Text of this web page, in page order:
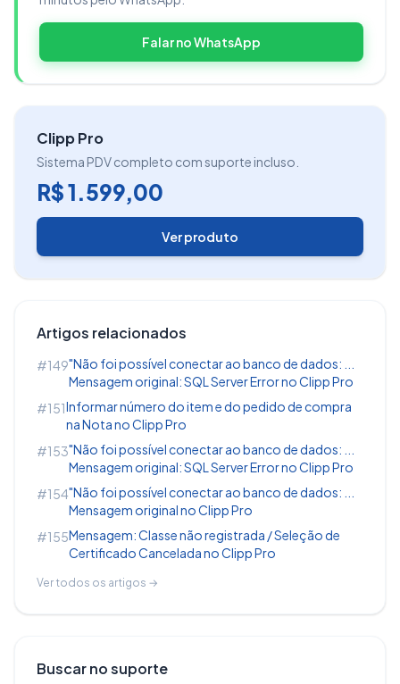
para nota, é necessário realizar os
procedimentos abaixo:
Abra o cadastro do C
de clientes
Endereços Adicionais
preencha oEndereço de Entregacom os dados
Falar no WhatsApp
Clipp Pro
Sistema PDV completo com suporte incluso.
R$ 1.599,00
Ver produto
Artigos relacionados
#149"Não foi possível conectar ao banco de dados: ...
Mensagem original: SQL Server Error no Clipp Pro
#151Informar número do item e do pedido de compra
na Nota no Clipp Pro
#153"Não foi possível conectar ao banco de dados: ...
Mensagem original: SQL Server Error no Clipp Pro
#154"Não foi possível conectar ao banco de dados: ...
Mensagem original no Clipp Pro
#155Mensagem: Classe não registrada / Seleção de
Certificado Cancelada no Clipp Pro
Ver todos os artigos →
Buscar no suporte